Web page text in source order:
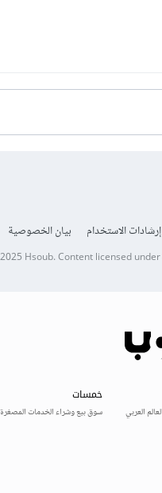
إرشادات الاستخدام بيان الخصوصية
Hsoub.Content licensed under